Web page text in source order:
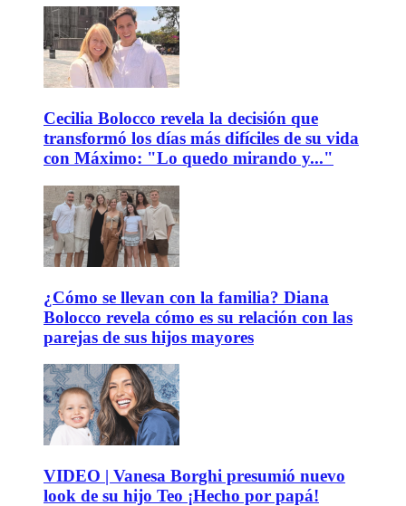
Cecilia Bolocco revela la decisión que
transformó los días más difíciles de su vida
con Máximo: "Lo quedo mirando y..."
¿Cómo se llevan con la familia? Diana
Bolocco revela cómo es su relación con las
parejas de sus hijos mayores
VIDEO | Vanesa Borghi presumió nuevo
look de su hijo Teo ¡Hecho por papá!